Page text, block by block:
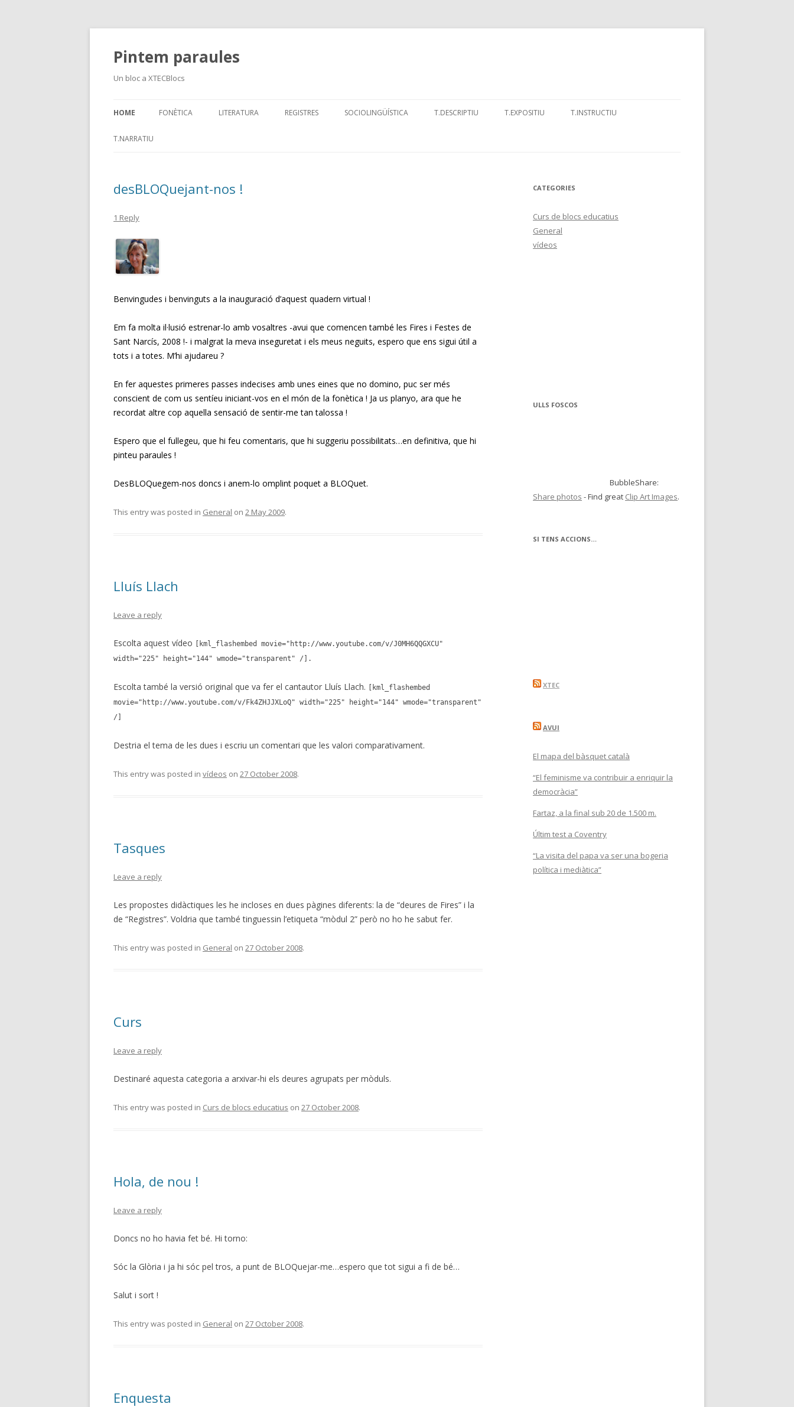
Pintem paraules
Un bloc a XTECBlocs
to
HOME FONÈTICA LITERATURA REGISTRES SOCIOLINGÜÍSTICA T.DESCRIPTIU T.EXPOSITIU T.INSTRUCTIU
T.NARRATIU
desBLOQuejant-nos !
1 Reply
Benvingudes i benvinguts a la inauguració d’aquest quadern virtual !
Em fa molta il·lusió estrenar-lo amb vosaltres -avui que comencen també les Fires i Festes de
Sant Narcís, 2008 !- i malgrat la meva inseguretat i els meus neguits, espero que ens sigui útil a
tots i a totes. M’hi ajudareu ?
En fer aquestes primeres passes indecises amb unes eines que no domino, puc ser més
conscient de com us sentíeu iniciant-vos en el món de la fonètica ! Ja us planyo, ara que he
recordat altre cop aquella sensació de sentir-me tan talossa !
Espero que el fullegeu, que hi feu comentaris, que hi suggeriu possibilitats…en definitiva, que hi
pinteu paraules !
DesBLOQuegem-nos doncs i anem-lo omplint poquet a BLOQuet.
This entry was posted in General on 2 May 2009.
Lluís Llach
Leave a reply
Escolta aquest vídeo
[kml_flashembed movie="http://www.youtube.com/v/J0MH6QQGXCU"
width="225" height="144" wmode="transparent" /].
Escolta també la versió original que va fer el cantautor Lluís Llach.
[kml_flashembed
movie="http://www.youtube.com/v/Fk4ZHJJXLoQ" width="225" height="144" wmode="transparent"
/]
Destria el tema de les dues i escriu un comentari que les valori comparativament.
This entry was posted in vídeos on 27 October 2008.
Tasques
Leave a reply
Les propostes didàctiques les he incloses en dues pàgines diferents: la de “deures de Fires” i la
de “Registres”. Voldria que també tinguessin l’etiqueta “mòdul 2” però no ho he sabut fer.
This entry was posted in General on 27 October 2008.
Curs
Leave a reply
Destinaré aquesta categoria a arxivar-hi els deures agrupats per mòduls.
This entry was posted in Curs de blocs educatius on 27 October 2008.
Hola, de nou !
Leave a reply
Doncs no ho havia fet bé. Hi torno:
Sóc la Glòria i ja hi sóc pel tros, a punt de BLOQuejar-me…espero que tot sigui a fi de bé…
Salut i sort !
This entry was posted in General on 27 October 2008.
Enquesta
CATEGORIES
Curs de blocs educatius
General
vídeos
ULLS FOSCOS
BubbleShare:
Share photos - Find great Clip Art Images.
SI TENS ACCIONS…
XTEC
AVUI
El mapa del bàsquet català
“El feminisme va contribuir a enriquir la
democràcia”
Fartaz, a la final sub 20 de 1.500 m.
Últim test a Coventry
“La visita del papa va ser una bogeria
política i mediàtica”